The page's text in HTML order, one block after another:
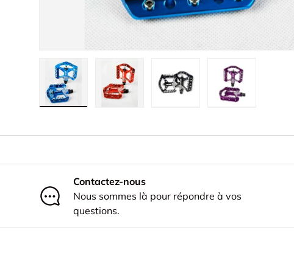
Contactez-nous
Nous sommes là pour répondre à vos
questions.